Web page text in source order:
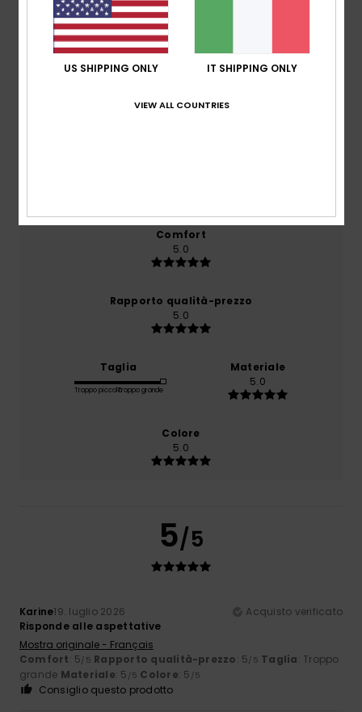
Recensioni dei clienti
5.0
Comfort
5.0
Rapporto qualità-prezzo
5.0
Taglia
Troppo piccoloTroppo grande
Materiale
5.0
Colore
5.0
5/5
Karine19. luglio 2026
Acquisto verificato
Risponde alle aspettative
Mostra originale - Français
Comfort: 5/5 Rapporto qualità-prezzo: 5/5 Taglia: Troppo
grande Materiale: 5 /5 Colore: 5 /5
Consiglio questo prodotto
US SHIPPING ONLY IT SHIPPING ONLY
VIEW ALL COUNTRIES